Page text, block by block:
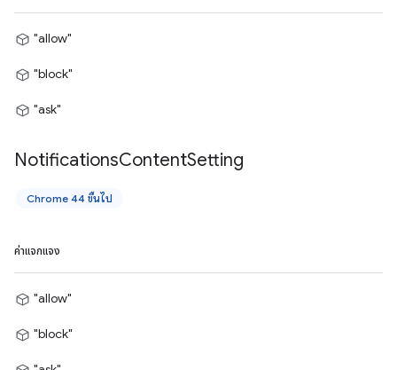
"allow"
"block"
"ask"
NotificationsContentSetting
Chrome 44 ขึ้นไป
ค่าแจกแจง
"allow"
"block"